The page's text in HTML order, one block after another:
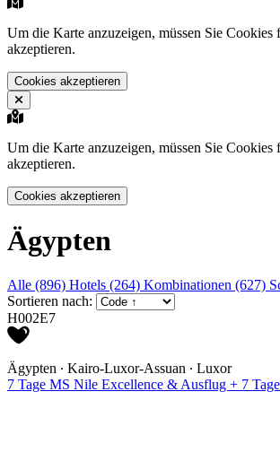
Um die Karte anzuzeigen, müssen Sie Cookies
akzeptieren.
Cookies akzeptieren
Um die Karte anzuzeigen, müssen Sie Cookies
akzeptieren.
Cookies akzeptieren
Ägypten
Alle (896) Hotels (264) Kombinationen (627)
Sortieren nach:
H002E7
Ägypten ∙ Kairo-Luxor-Assuan ∙ Luxor
7 Tage MS Nile Excellence & Ausflug + 7